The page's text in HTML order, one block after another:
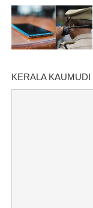
KERALA KAUMUDI